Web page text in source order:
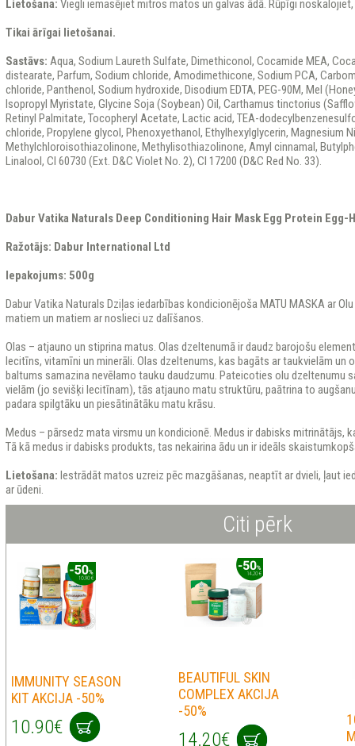
Lietošana: Viegli iemasējiet mitros matos un galvas ādā. Rūpīgi
Tikai ārīgai lietošanai.
Sastāvs: Aqua, Sodium Laureth Sulfate, Dimethiconol, Cocamide MEA,
distearate, Parfum, Sodium chloride, Amodimethicone, Sodium PCA,
chloride, Panthenol, Sodium hydroxide, Disodium EDTA, PEG-90M, Mel
Isopropyl Myristate, Glycine Soja (Soybean) Oil, Carthamus tinctorius
Retinyl Palmitate, Tocopheryl Acetate, Lactic acid, TEA-
chloride, Propylene glycol, Phenoxyethanol, Ethylhexylglycerin, Magnesium
Methylchloroisothiazolinone, Methylisothiazolinone, Amyl cinnamal,
Linalool, CI 60730 (Ext. D&C Violet No. 2), CI 17200 (D&C Red No. 33).
Dabur Vatika Naturals Deep Conditioning Hair Mask Egg Protein Egg-
Ražotājs: Dabur International Ltd
Iepakojums: 500g
Dabur Vatika Naturals Dziļas iedarbības kondicionējoša MATU MASKA ar
matiem un matiem ar noslieci uz dalīšanos.
Olas – atjauno un stiprina matus. Olas dzeltenumā ir daudz barojošu
lecitīns, vitamīni un minerāli. Olas dzeltenums, kas bagāts ar taukvielām un
baltums samazina nevēlamo tauku daudzumu. Pateicoties olu dzeltenumu
vielām (jo sevišķi lecitīnam), tās atjauno matu struktūru, paātrina to
padara spilgtāku un piesātinātāku matu krāsu.
Medus – pārsedz mata virsmu un kondicionē. Medus ir dabisks mitrinātājs,
Tā kā medus ir dabisks produkts, tas nekairina ādu un ir ideāls
Lietošana: Iestrādāt matos uzreiz pēc mazgāšanas, neaptīt ar dvieli, ļaut
ar ūdeni.
Citi pērk
IMMUNITY SEASON
KIT AKCIJA -50%
10.90€
BEAUTIFUL SKIN
COMPLEX AKCIJA
-50%
14.20€